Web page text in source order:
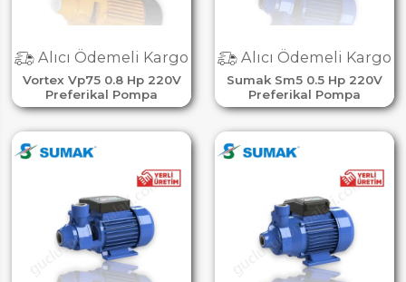
Vortex Vp75 0.8 Hp 220V
Preferikal Pompa
Alıcı Ödemeli Kargo
Sumak Sm5 0.5 Hp 220V
Preferikal Pompa
Alıcı Ödemeli Kargo